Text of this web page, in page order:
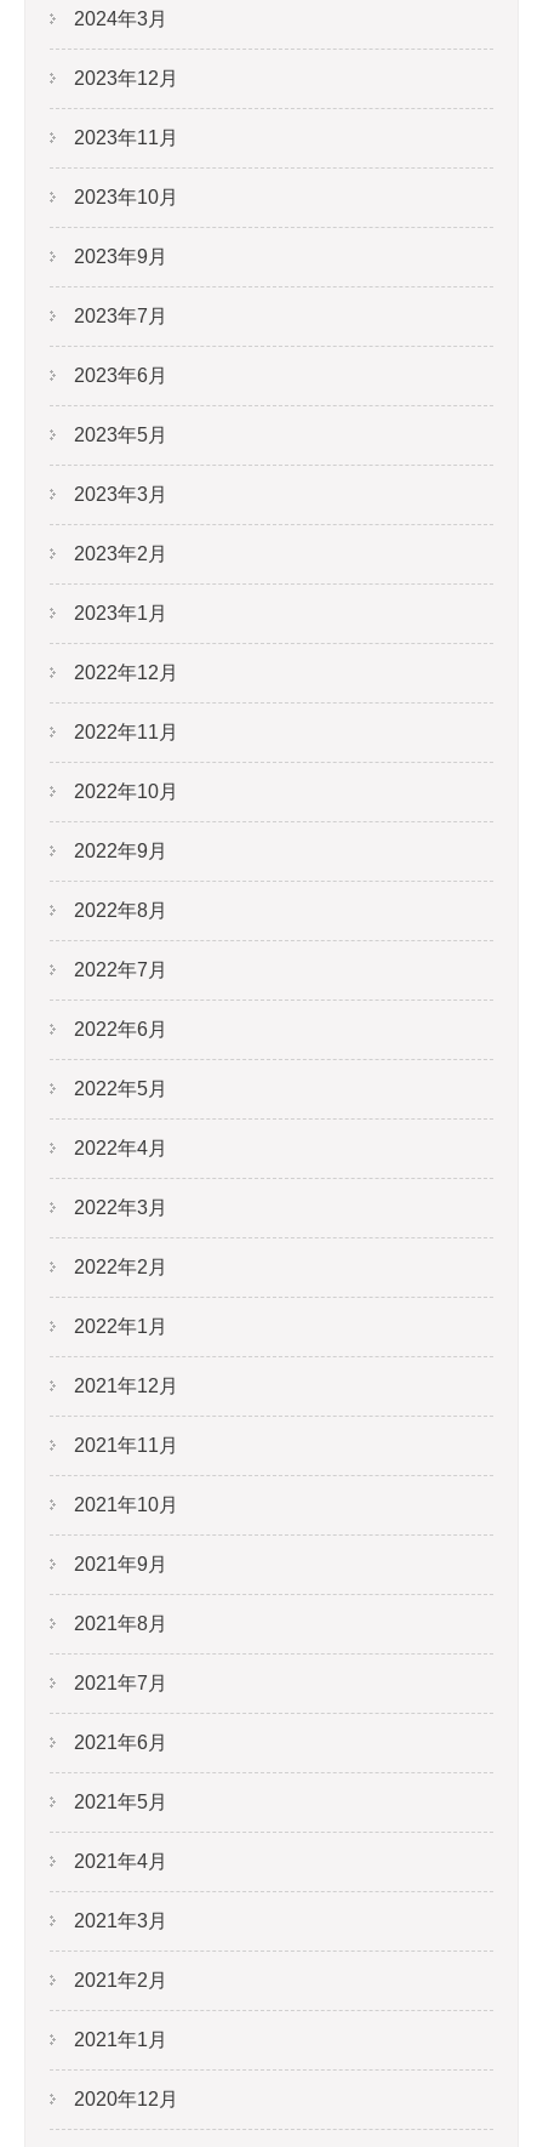
2024年3月
2023年12月
2023年11月
2023年10月
2023年9月
2023年7月
2023年6月
2023年5月
2023年3月
2023年2月
2023年1月
2022年12月
2022年11月
2022年10月
2022年9月
2022年8月
2022年7月
2022年6月
2022年5月
2022年4月
2022年3月
2022年2月
2022年1月
2021年12月
2021年11月
2021年10月
2021年9月
2021年8月
2021年7月
2021年6月
2021年5月
2021年4月
2021年3月
2021年2月
2021年1月
2020年12月